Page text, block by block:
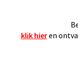
klik hieren